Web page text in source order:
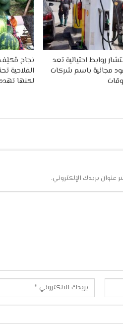
روابط احتيالية تعد
مجانية باسم شركات
نجاح
الفلاحية
لكنها
عنوان بريدك الإلكتروني.